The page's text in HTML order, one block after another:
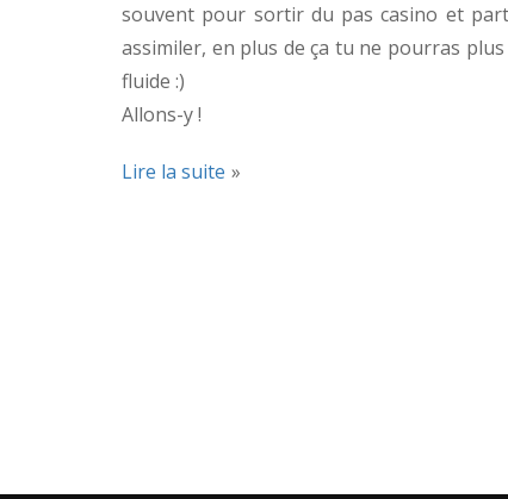
souvent pour sortir du pas casino et
assimiler, en plus de ça tu ne pourras
fluide :)
Allons-y !
Lire la suite